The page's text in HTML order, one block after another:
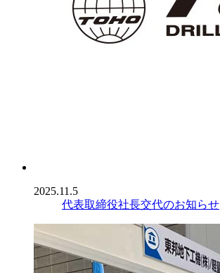
2025.11.5
代表取締役社長交代のお知らせ